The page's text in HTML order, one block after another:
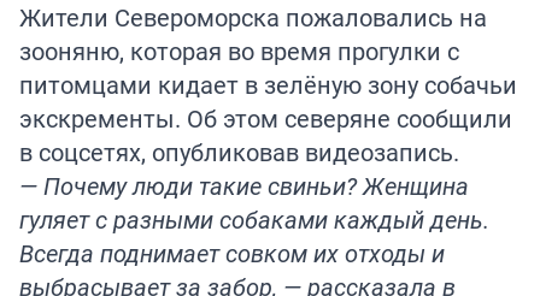
Жители Североморска пожаловались на
зооняню, которая во время прогулки с
питомцами кидает в зелёную зону собачьи
экскременты. Об этом северяне сообщили
в соцсетях, опубликовав видеозапись.
— Почему люди такие свиньи? Женщина
гуляет с разными собаками каждый день.
Всегда поднимает совком их отходы и
выбрасывает за забор, — рассказала в